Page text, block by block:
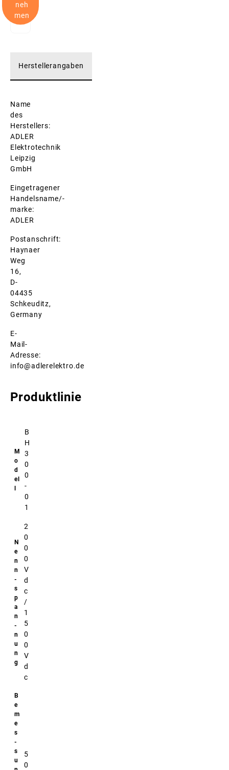
neh
men
Herstellerangaben
Name
des
Herstellers:
ADLER
Elektrotechnik
Leipzig
GmbH
Eingetragener
Handelsname/-
marke:
ADLER
Postanschrift:
Haynaer
Weg
16,
D-
04435
Schkeuditz,
Germany
E-
Mail-
Adresse:
info@adlerelektro.de
Produktlinie
B
H
3
0
0
-
0
1
2
0
0
0
V
d
c
/
1
5
0
0
V
d
c
5
0